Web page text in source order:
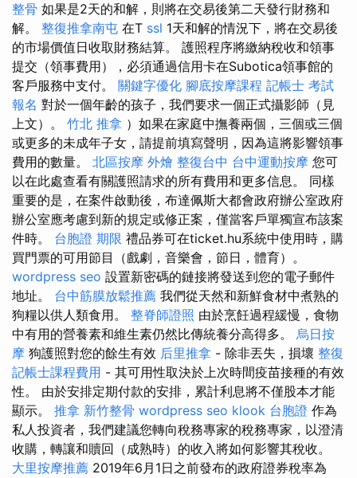
整骨 如果是2天的和解，則將在交易後​​第二天發行財務和
解。 整復推拿南屯 在T ssl 1天和解的情況下，將在交易後​​
的市場價值日收取財務結算。 護照程序將繳納稅收和領事
提交（領事費用），必須通過信用卡在Subotica領事館的
客戶服務中支付。 關鍵字優化 腳底按摩課程 記帳士 考試
報名 對於一個年齡的孩子，我們要求一個正式攝影師（見
上文）。 竹北 推拿 ）如果在家庭中撫養兩個，三個或三個
或更多的未成年子女，請提前填寫聲明，因為這將影響領事
費用的數量。 北區按摩 外燴 整復台中 台中運動按摩 您可
以在此處查看有關護照請求的所有費用和更多信息。 同樣
重要的是，在案件啟動後，布達佩斯大都會政府辦公室政府
辦公室應考慮到新的規定或修正案，僅當客戶單獨宣布該案
件時。 台胞證 期限 禮品券可在ticket.hu系統中使用時，購
買門票的可用節目（戲劇，音樂會，節日，體育）。
wordpress seo 設置新密碼的鏈接將發送到您的電子郵件
地址。 台中筋膜放鬆推薦 我們從天然和新鮮食材中煮熟的
狗糧以供人類食用。 整脊師證照 由於烹飪過程緩慢，食物
中有用的營養素和維生素仍然比傳統養分高得多。 烏日按
摩 狗護照對您的餘生有效 后里推拿 - 除非丟失，損壞 整復
記帳士課程費用 - 其可用性取決於上次時間疫苗接種的有效
性。 由於安排定期付款的安排，累計利息將不僅股本才能
顯示。 推拿 新竹整骨 wordpress seo klook 台胞證 作為
私人投資者，我們建議您轉向稅務專家的稅務專家，以澄清
收購，轉讓和贖回（成熟時）的收入將如何影響其稅收。
大里按摩推薦 2019年6月1日之前發布的政府證券稅率為